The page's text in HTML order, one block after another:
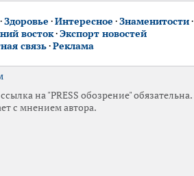
Здоровье ·Интересное ·Знаменитости·
восток·Экспорт новостей
связь·Реклама
на "PRESS обозрение" обязательна.
с мнением автора.